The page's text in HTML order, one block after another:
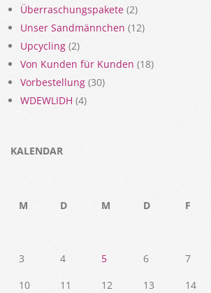
Überraschungspakete (2)
Unser Sandmännchen (12)
Upcycling (2)
Von Kunden für Kunden (18)
Vorbestellung (30)
WDEWLIDH (4)
KALENDAR
M
D M D F
3
4 5 6 7
10
11 12 13 14